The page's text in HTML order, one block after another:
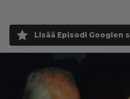
Lisää Episodi Googlen